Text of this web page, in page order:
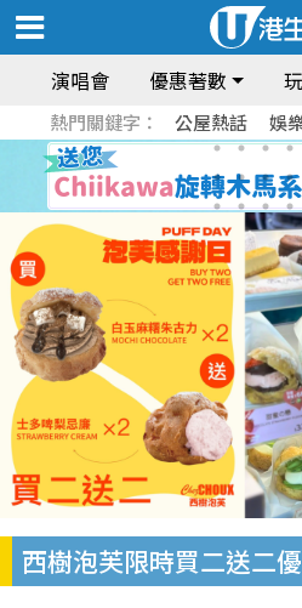
演唱會 優惠著數
熱門關鍵字： 公屋熱話 娛
西樹泡芙限時買二送二